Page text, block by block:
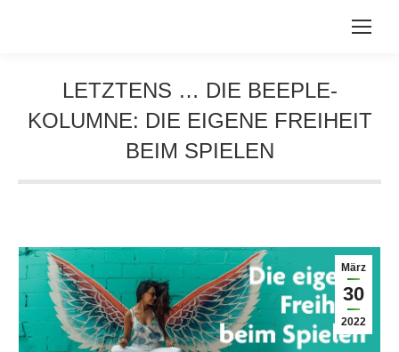
LETZTENS … DIE BEEPLE-
KOLUMNE: DIE EIGENE FREIHEIT
BEIM SPIELEN
März
30
2022